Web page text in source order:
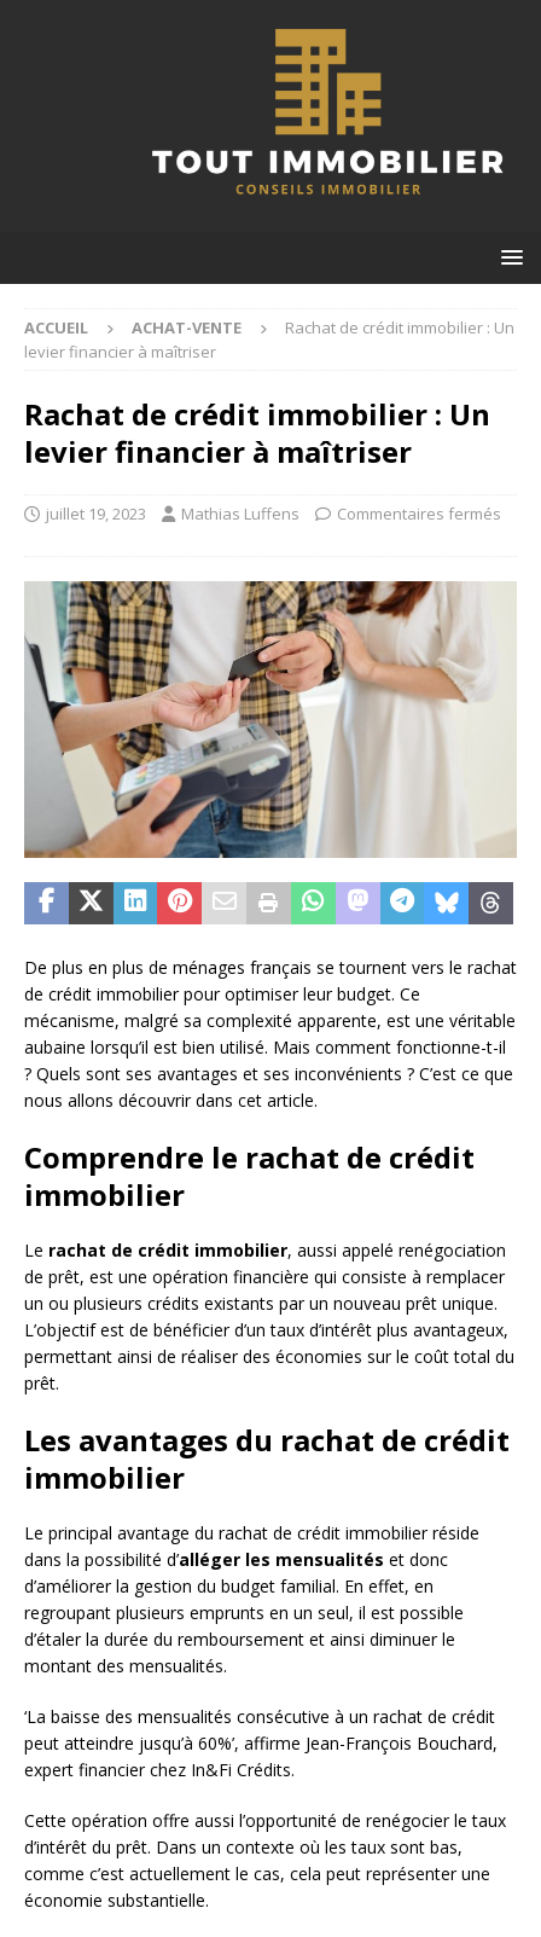
ACCUEIL ACHAT-VENTE
Rachat de crédit immobilier : Un
levier financier à maîtriser
Rachat de crédit immobilier : Un
levier financier à maîtriser
juillet 19, 2023 Mathias Luffens Commentaires fermés
De plus en plus de ménages français se tournent vers le rachat
de crédit immobilier pour optimiser leur budget. Ce
mécanisme, malgré sa complexité apparente, est une véritable
aubaine lorsqu’il est bien utilisé. Mais comment fonctionne-t-il
? Quels sont ses avantages et ses inconvénients ? C’est ce que
nous allons découvrir dans cet article.
Comprendre le rachat de crédit
immobilier
Le rachat de crédit immobilier, aussi appelé renégociation
de prêt, est une opération financière qui consiste à remplacer
un ou plusieurs crédits existants par un nouveau prêt unique.
L’objectif est de bénéficier d’un taux d’intérêt plus avantageux,
permettant ainsi de réaliser des économies sur le coût total du
prêt.
Les avantages du rachat de crédit
immobilier
Le principal avantage du rachat de crédit immobilier réside
dans la possibilité d’alléger les mensualités et donc
d’améliorer la gestion du budget familial. En effet, en
regroupant plusieurs emprunts en un seul, il est possible
d’étaler la durée du remboursement et ainsi diminuer le
montant des mensualités.
‘La baisse des mensualités consécutive à un rachat de crédit
peut atteindre jusqu’à 60%’, affirme Jean-François Bouchard,
expert financier chez In&Fi Crédits.
Cette opération offre aussi l’opportunité de renégocier le taux
d’intérêt du prêt. Dans un contexte où les taux sont bas,
comme c’est actuellement le cas, cela peut représenter une
économie substantielle.